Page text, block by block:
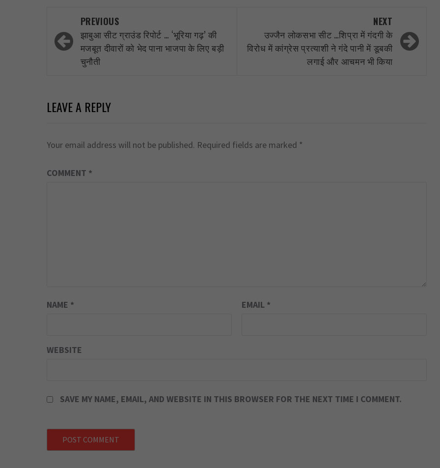
navigation
PREVIOUS
झाबुआ सीट ग्राउंड रिपोर्ट … ‘भूरिया गढ़’ की
मजबूत दीवारों को भेद पाना भाजपा के लिए बड़ी
चुनौती
NEXT
उज्जैन लोकसभा सीट …शिप्रा में गंदगी के
विरोध में कांग्रेस प्रत्याशी ने गंदे पानी में डूबकी
लगाई और आचमन भी किया
LEAVE A REPLY
Your email address will not be published. Required fields are marked *
COMMENT *
NAME * EMAIL *
WEBSITE
SAVE MY NAME, EMAIL, AND WEBSITE IN THIS BROWSER FOR THE NEXT TIME I COMMENT.